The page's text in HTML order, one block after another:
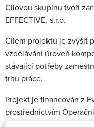
Cílovou skupinu tvoří
EFFECTIVE, s.r.o.
Cílem projektu je zvýšit
vzdělávání úroveň
stávající potřeby
trhu práce.
Projekt je financován z
prostřednictvím